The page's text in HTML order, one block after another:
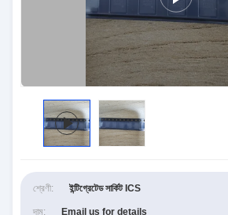
শ্রেণী: ইন্টিগ্রেটেড সার্কিট ICS
দাম: Email us for details